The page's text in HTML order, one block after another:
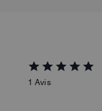
1 Avis